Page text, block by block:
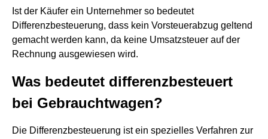
Ist der Käufer ein Unternehmer so bedeutet
Differenzbesteuerung, dass kein Vorsteuerabzug geltend
gemacht werden kann, da keine Umsatzsteuer auf der
Rechnung ausgewiesen wird.
Was bedeutet differenzbesteuert
bei Gebrauchtwagen?
Die Differenzbesteuerung ist ein spezielles Verfahren zur